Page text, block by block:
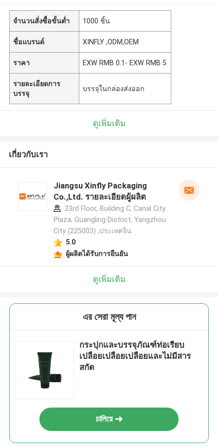
จำนวนสั่งซื้อขั้นต่ำ 1000 ชิ้น
ชื่อแบรนด์ XINFLY ,ODM,OEM
ราคา EXW RMB 0.1- EXW RMB 5
รายละเอียดการ
บรรจุ
บรรจุในกล่องส่งออก
ดูเพิ่มเติม
เกี่ยวกับเรา
Jiangsu Xinfly Packaging
Co.,Ltd. รายละเอียดผู้ผลิต
23rd Floor, Building C, Canal City
Plaza, Guangling District, Yangzhou
City (225003) ,ประเทศจีน
5.0
ผู้ผลิตได้รับการยืนยัน
ดูเพิ่มเติม
এর সেরা মূল্য পান
กระปุกและบรรจุภัณฑ์ท่อเรียบ
เปลือยเปลือยเปลือยและไม่มีสาร
สกัด
চালিয়ে